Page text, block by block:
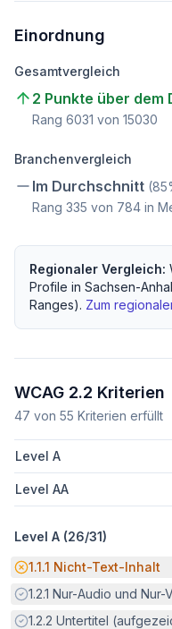
Einordnung
Gesamtvergleich
2 Punkte über
Rang 6031 von 15030
Branchenvergleich
Im Durchschnitt (85
Rang 335 von 784 in
Regionaler Vergleich:
Profile in Sachsen-
Ranges). Zum
WCAG 2.2 Kriterien
47 von 55 Kriterien erfüllt
Level A
Level AA
Level A (26/31)
Potenzielle Barriere:
1.1.1 Nicht-Text-Inhalt
Erfüllt:
1.2.1 Nur-Audio und
Erfüllt:
1.2.2 Untertitel